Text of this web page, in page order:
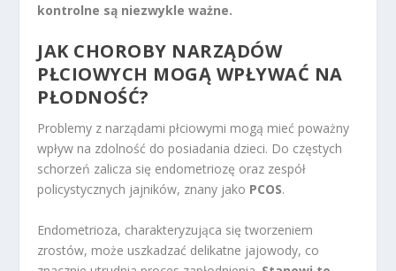
kontrolne są niezwykle ważne.
JAK CHOROBY NARZĄDÓW
PŁCIOWYCH MOGĄ WPŁYWAĆ NA
PŁODNOŚĆ?
Problemy z narządami płciowymi mogą mieć poważny
wpływ na zdolność do posiadania dzieci. Do częstych
schorzeń zalicza się endometriozę oraz zespół
policystycznych jajników, znany jako PCOS.
Endometrioza, charakteryzująca się tworzeniem
zrostów, może uszkadzać delikatne jajowody, co